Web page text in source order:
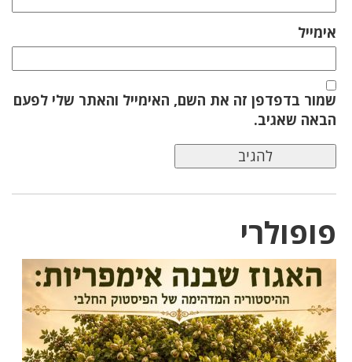
אימייל
שמור בדפדפן זה את השם, האימייל והאתר שלי לפעם
הבאה שאגיב.
פופולרי